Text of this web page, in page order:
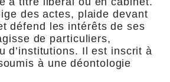
des actes, plaide devant
défend les intérêts de ses
de particuliers,
d’institutions. Il est inscrit à
à une déontologie